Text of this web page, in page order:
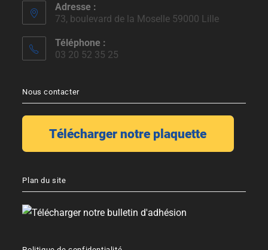
Adresse :
73, boulevard de la Moselle 59000 Lille
Téléphone :
03 20 52 35 25
Nous contacter
Plan du site